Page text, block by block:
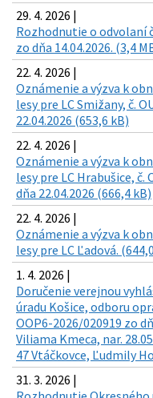
29. 4. 2026 |
Rozhodnutie o odvolaní
zo dňa 14.04.2026. (3,4
22. 4. 2026 |
Oznámenie a výzva k
lesy pre LC Smižany, č.
22.04.2026 (653,6 kB)
22. 4. 2026 |
Oznámenie a výzva k
lesy pre LC Hrabušice, č.
dňa 22.04.2026 (666,4 kB)
22. 4. 2026 |
Oznámenie a výzva k
lesy pre LC Ľadová.
1. 4. 2026 |
Doručenie verejnou
úradu Košice, odboru
OOP6-2026/020919 zo
Viliama Kmeca, nar.
47 Vtáčkovce, Ľudmily
31. 3. 2026 |